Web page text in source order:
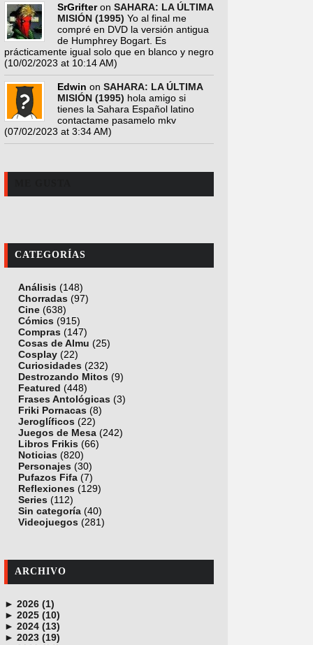
SrGrifteron SAHARA: LA ÚLTIMA
MISIÓN (1995) Yo al final me
compré en DVD la versión antigua
de Humphrey Bogart. Es
prácticamente igual solo que en blanco y negro
(10/02/2023 at 10:14 AM)
Edwin on SAHARA: LA ÚLTIMA
MISIÓN (1995) hola amigo si
tienes la Sahara Español latino
contactame pasamelo mkv
(07/02/2023 at 3:34 AM)
CATEGORÍAS
Análisis (148)
Chorradas (97)
Cine (638)
Cómics (915)
Compras (147)
Cosas de Almu (25)
Cosplay (22)
Curiosidades (232)
Destrozando Mitos (9)
Featured (448)
Frases Antológicas (3)
Friki Pornacas (8)
Jeroglíficos (22)
Juegos de Mesa (242)
Libros Frikis (66)
Noticias (820)
Personajes (30)
Pufazos Fifa (7)
Reflexiones (129)
Series (112)
Sin categoría (40)
Videojuegos (281)
ARCHIVO
► 2026 (1)
junio (1)
► 2025 (10)
noviembre (1)
octubre (1)
► 2024 (13)
diciembre (4)
► 2023 (19)